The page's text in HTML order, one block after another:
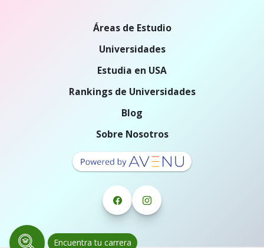
Encuentra tu carrera
Áreas de Estudio
Universidades
Estudia en USA
Rankings de Universidades
Blog
Sobre Nosotros